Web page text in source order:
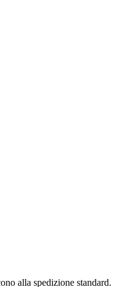
alla spedizione standard.